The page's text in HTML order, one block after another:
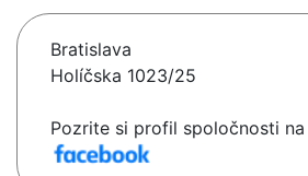
Bratislava
Holíčska 1023/25
Pozrite si profil spoločnosti na